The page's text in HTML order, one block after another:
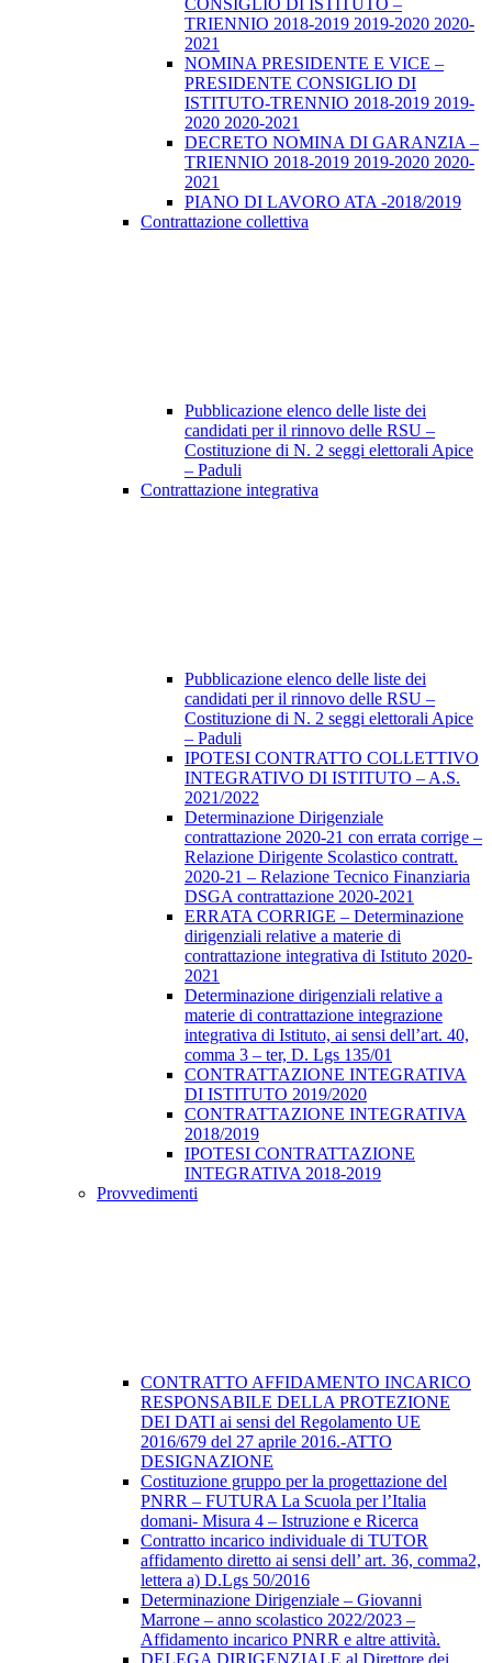
CONSIGLIO DI ISTITUTO –
TRIENNIO 2018-2019 2019-2020 2020-
2021
NOMINA PRESIDENTE E VICE –
PRESIDENTE CONSIGLIO DI
ISTITUTO-TRENNIO 2018-2019 2019-
2020 2020-2021
DECRETO NOMINA DI GARANZIA –
TRIENNIO 2018-2019 2019-2020 2020-
2021
PIANO DI LAVORO ATA -2018/2019
Contrattazione collettiva
Pubblicazione elenco delle liste dei
candidati per il rinnovo delle RSU –
Costituzione di N. 2 seggi elettorali Apice
– Paduli
Contrattazione integrativa
Pubblicazione elenco delle liste dei
candidati per il rinnovo delle RSU –
Costituzione di N. 2 seggi elettorali Apice
– Paduli
IPOTESI CONTRATTO COLLETTIVO
INTEGRATIVO DI ISTITUTO – A.S.
2021/2022
Determinazione Dirigenziale
contrattazione 2020-21 con errata corrige –
Relazione Dirigente Scolastico contratt.
2020-21 – Relazione Tecnico Finanziaria
DSGA contrattazione 2020-2021
ERRATA CORRIGE – Determinazione
dirigenziali relative a materie di
contrattazione integrativa di Istituto 2020-
2021
Determinazione dirigenziali relative a
materie di contrattazione integrazione
integrativa di Istituto, ai sensi dell’art. 40,
comma 3 – ter, D. Lgs 135/01
CONTRATTAZIONE INTEGRATIVA
DI ISTITUTO 2019/2020
CONTRATTAZIONE INTEGRATIVA
2018/2019
IPOTESI CONTRATTAZIONE
INTEGRATIVA 2018-2019
Provvedimenti
CONTRATTO AFFIDAMENTO INCARICO
RESPONSABILE DELLA PROTEZIONE
DEI DATI ai sensi del Regolamento UE
2016/679 del 27 aprile 2016.-ATTO
DESIGNAZIONE
Costituzione gruppo per la progettazione del
PNRR – FUTURA La Scuola per l’Italia
domani- Misura 4 – Istruzione e Ricerca
Contratto incarico individuale di TUTOR
affidamento diretto ai sensi dell’ art. 36, comma2,
lettera a) D.Lgs 50/2016
Determinazione Dirigenziale – Giovanni
Marrone – anno scolastico 2022/2023 –
Affidamento incarico PNRR e altre attività.